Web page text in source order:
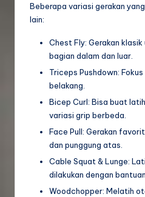
Beberapa variasi gerakan
lain:
Chest Fly: Gerakan
bagian dalam dan luar.
Triceps Pushdown:
belakang.
Bicep Curl: Bisa buat
variasi grip berbeda.
Face Pull: Gerakan
dan punggung atas.
Cable Squat & Lunge:
dilakukan dengan
Woodchopper: Melatih